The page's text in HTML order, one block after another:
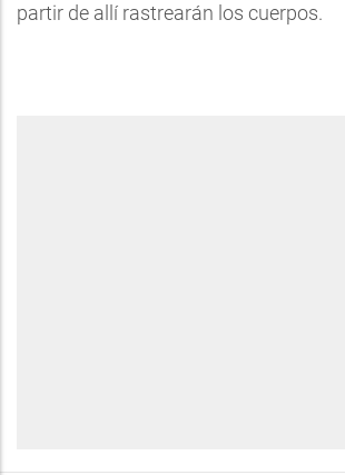
partir de allí rastrearán los cuerpos.